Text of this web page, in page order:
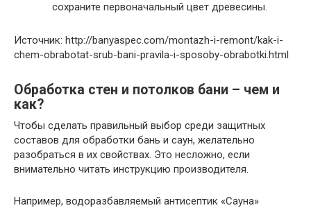
сохраните первоначальный цвет древесины.
Источник: http://banyaspec.com/montazh-i-remont/kak-i-
chem-obrabotat-srub-bani-pravila-i-sposoby-obrabotki.html
Обработка стен и потолков бани – чем и
как?
Чтобы сделать правильный выбор среди защитных
составов для обработки бань и саун, желательно
разобраться в их свойствах. Это несложно, если
внимательно читать инструкцию производителя.
Например, водоразбавляемый антисептик «Сауна»